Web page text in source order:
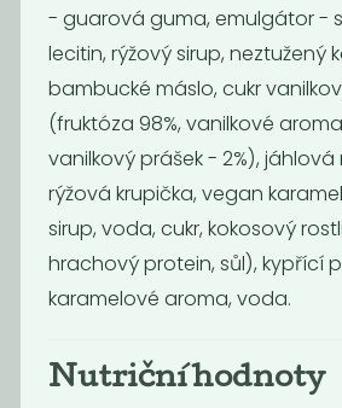
Želé bobule BIO
- guarová guma, emulgátor -
lecitin, rýžový sirup, neztužený
bambucké máslo, cukr
(fruktóza 98%, vanilkové
vanilkový prášek - 2%), jáhlová
rýžová krupička, vegan
sirup, voda, cukr, kokosový
hrachový protein, sůl), kypřící
karamelové aroma, voda.
Nutriční hodnoty